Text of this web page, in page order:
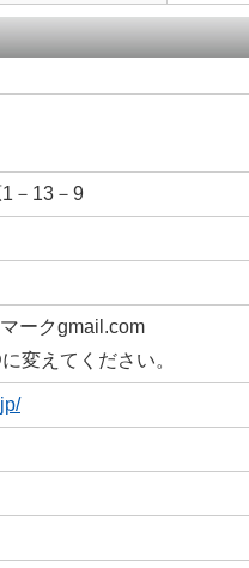
－13－9
ークgmail.com
変えてください。